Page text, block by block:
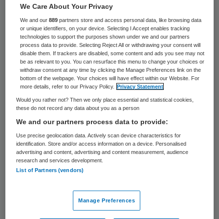
Baby’s die in de eerste 5 maanden
antibiotica krijgen, lopen daardoor meer
kans op overgewicht. Onderzoekers van de
New York University School of Medicine
meldden aanwijzingen daarvoor in de
International Journal of Obesity van
dinsdag.
“We denken gewoonlijk dat obesitas komt
door ongezond eten en weinig beweging,
maar steeds meer studies tonen dat het
ingewikkelder ligt”, aldus onderzoeker
ons leven kan de gezonde bacteriën doden
die bepalen hoe we voedingsstoffen
We Care About Your Privacy
We and our889 partners store and access personal data, like browsing data
or unique identifiers, on your device. Selecting I Accept enables tracking
technologies to support the purposes shown under we and our partners
process data to provide. Selecting Reject All or withdrawing your consent will
disable them. If trackers are disabled, some content and ads you see may not
be as relevant to you. You can resurface this menu to change your choices or
withdraw consent at any time by clicking the Manage Preferences link on the
bottom of the webpage. Your choices will have effect within our Website. For
more details, refer to our Privacy Policy.
Privacy Statement
Would you rather not? Then we only place essential and statistical cookies,
these do not record any data about you as a person
We and our partners process data to provide:
Use precise geolocation data. Actively scan device characteristics for
identification. Store and/or access information on a device. Personalised
advertising and content, advertising and content measurement, audience
research and services development.
List of Partners (vendors)
Manage Preferences